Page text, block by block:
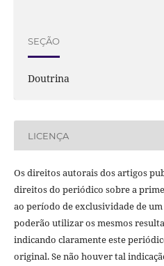
SEÇÃO
Doutrina
LICENÇA
Os direitos autorais dos artigos
direitos do periódico sobre a
ao período de exclusividade de
poderão utilizar os mesmos
indicando claramente este
original. Se não houver tal